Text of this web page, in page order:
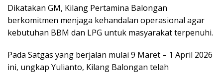
Dikatakan GM, Kilang Pertamina Balongan
berkomitmen menjaga kehandalan operasional agar
kebutuhan BBM dan LPG untuk masyarakat terpenuhi.
Pada Satgas yang berjalan mulai 9 Maret – 1 April 2026
ini, ungkap Yulianto, Kilang Balongan telah